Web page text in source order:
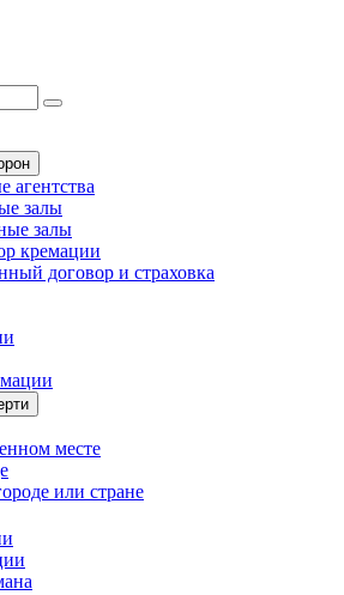
агентства
залы
залы
кремации
договор и страховка
месте
или стране